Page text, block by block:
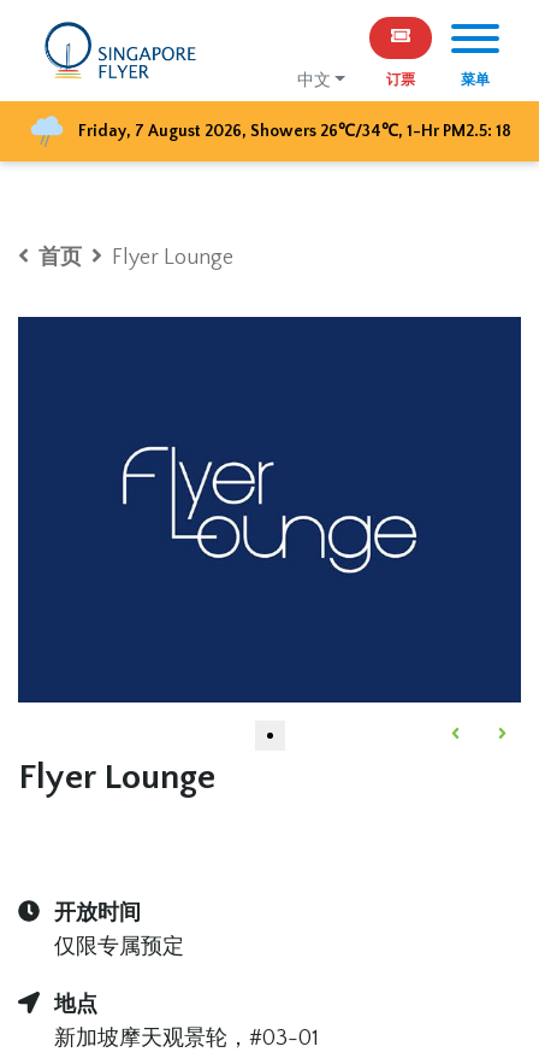
中文 订票 菜单
Friday, 7 August 2026, Showers 26℃/34℃, 1-Hr PM2.5: 18
首页 Flyer Lounge
Flyer Lounge
开放时间
仅限专属预定
地点
新加坡摩天观景轮，#03-01